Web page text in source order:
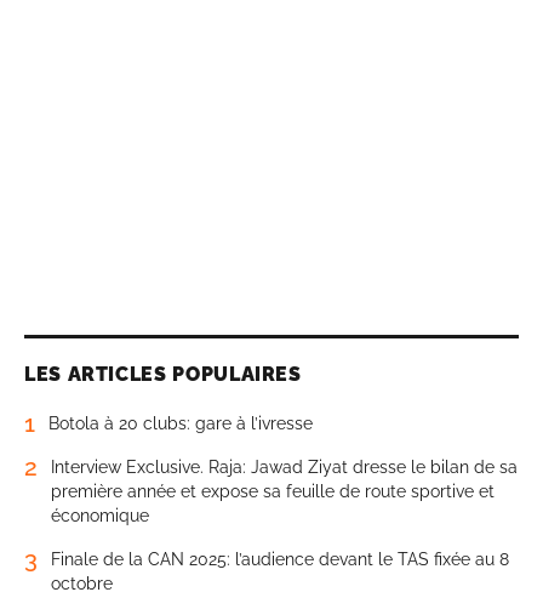
LES ARTICLES POPULAIRES
1 Botola à 20 clubs: gare à l’ivresse
2
Interview Exclusive. Raja: Jawad Ziyat dresse le bilan de sa
première année et expose sa feuille de route sportive et
économique
3
Finale de la CAN 2025: l’audience devant le TAS fixée au 8
octobre